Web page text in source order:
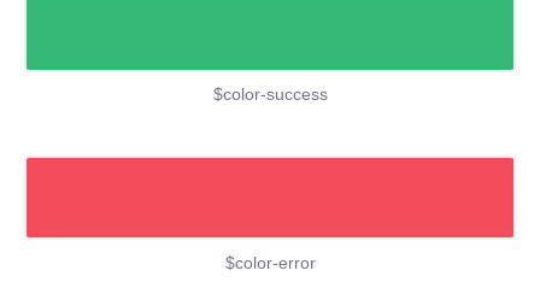
$color-success
$color-error